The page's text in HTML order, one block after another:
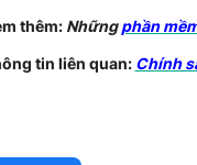
thêm: Nhữngphần
tin liên quan: Chính